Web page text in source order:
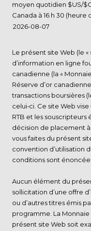
moyen quotidien $US/
Canada à 16 h 30
Le présent site Web (le «
d’information en ligne
canadienne (la «
Réserve d’or
transactions boursières
celui‑ci. Ce site Web
RTB et les souscripteurs
décision de placement à
vous faites du présent
convention d’utilisation
conditions sont
Aucun élément du
sollicitation d’une offre
ou d’autres titres émis
programme. La
présent site Web soit